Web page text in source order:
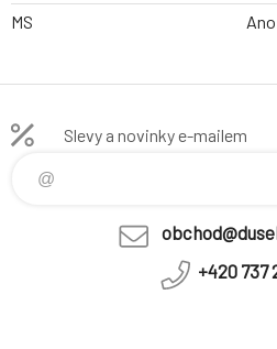
MS
Ano
Slevy a novinky e-mailem
+420 737